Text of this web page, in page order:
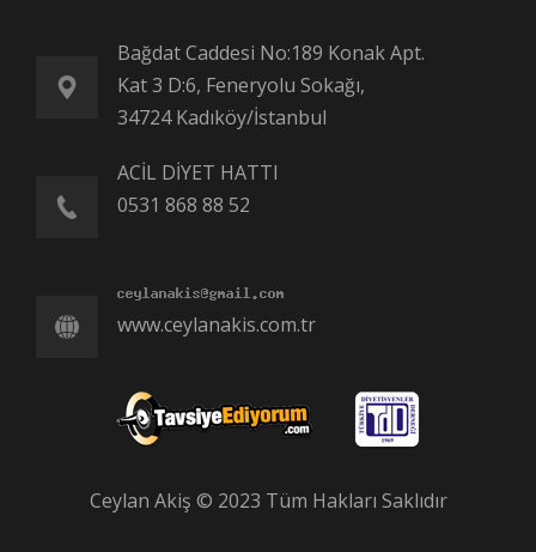
Bağdat Caddesi No:189 Konak Apt.
Kat 3 D:6, Feneryolu Sokağı,
34724 Kadıköy/İstanbul
ACİL DİYET HATTI
0531 868 88 52
www.ceylanakis.com.tr
Ceylan Akiş © 2023 Tüm Hakları Saklıdır